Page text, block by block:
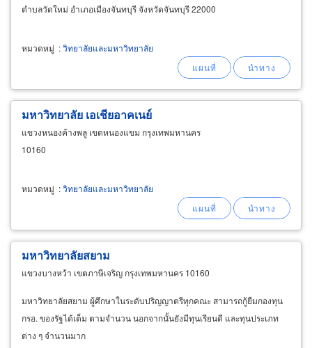
ตำบลวัดใหม่ อำเภอเมืองจันทบุรี จังหวัดจันทบุรี 22000
หมวดหมู่ :วิทยาลัยและมหาวิทยาลัย
มหาวิทยาลัย เอเชียอาคเนย์
แขวงหนองค้างพลู เขตหนองแขม กรุงเทพมหานคร
10160
หมวดหมู่ :วิทยาลัยและมหาวิทยาลัย
มหาวิทยาลัยสยาม
แขวงบางหว้า เขตภาษีเจริญ กรุงเทพมหานคร 10160
มหาวิทยาลัยสยาม ผู้ศึกษาในระดับปริญญาตรีทุกคณะ สามารถกู้ยืมกองทุน
กรอ. ของรัฐได้เต็ม ตามจำนวน นอกจากนั้นยังมีทุนเรียนดี และทุนประเภท
ต่าง ๆ จำนวนมาก